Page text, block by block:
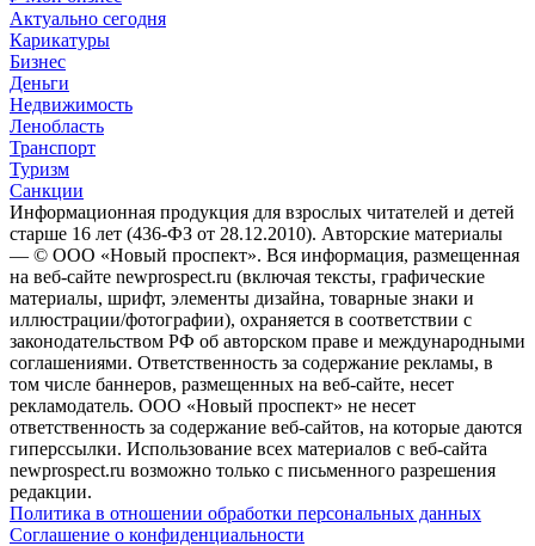
Актуально сегодня
Карикатуры
Бизнес
Деньги
Недвижимость
Ленобласть
Транспорт
Туризм
Санкции
Информационная продукция для взрослых читателей и детей
старше 16 лет (436-ФЗ от 28.12.2010). Авторские материалы
— © ООО «Новый проспект». Вся информация, размещенная
на веб-сайте newprospect.ru (включая тексты, графические
материалы, шрифт, элементы дизайна, товарные знаки и
иллюстрации/фотографии), охраняется в соответствии с
законодательством РФ об авторском праве и международными
соглашениями. Ответственность за содержание рекламы, в
том числе баннеров, размещенных на веб-сайте, несет
рекламодатель. ООО «Новый проспект» не несет
ответственность за содержание веб-сайтов, на которые даются
гиперссылки. Использование всех материалов с веб-сайта
newprospect.ru возможно только с письменного разрешения
редакции.
Политика в отношении обработки персональных данных
Соглашение о конфиденциальности